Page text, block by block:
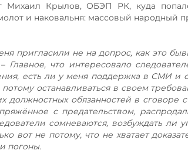
Михаил Крылов, ОБЭП РК, куда
и наковальня: массовый народный
пригласили не на допрос, как это
– Главное, что интересовало
есть ли у меня поддержка в СМИ и
останавливаться в своем
должностных обязанностей в
с предательством,
сомневаются, возбуждать ли
вот не потому, что не хватает
погоны.